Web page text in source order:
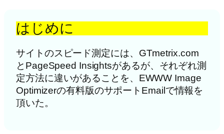
はじめに
サイトのスピード測定には、GTmetrix.com
とPageSpeed Insightsがあるが、それぞれ測
定方法に違いがあることを、EWWW Image
Optimizerの有料版のサポートEmailで情報を
頂いた。